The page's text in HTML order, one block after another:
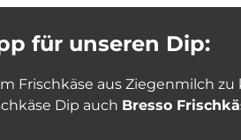
für unseren Dip:
Frischkäse aus Ziegenmilch
Dip auch Bresso